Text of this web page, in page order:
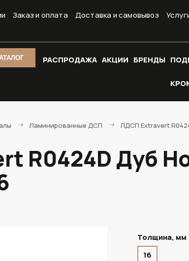
Заказ и оплата Доставка и самовывоз
РАСПРОДАЖА АКЦИИ БРЕНДЫ
Ламинированные ДСП ЛДСП Extravert
R0424D Дуб
Толщина, мм
16